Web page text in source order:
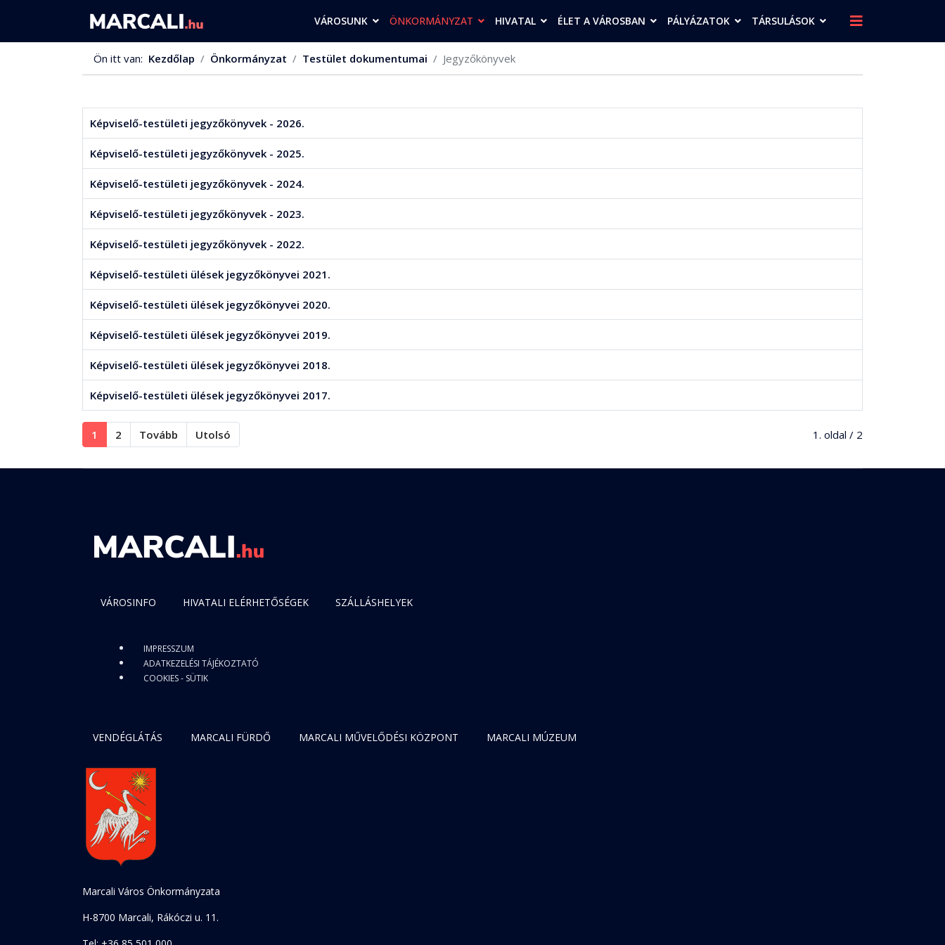
VÁROSUNK ÖNKORMÁNYZAT HIVATAL ÉLET A VÁROSBAN PÁLYÁZATOK TÁRSULÁSOK
Ön itt van: Kezdőlap Önkormányzat Testület dokumentumai Jegyzőkönyvek
Képviselő-testületi jegyzőkönyvek - 2026.
Képviselő-testületi jegyzőkönyvek - 2025.
Képviselő-testületi jegyzőkönyvek - 2024.
Képviselő-testületi jegyzőkönyvek - 2023.
Képviselő-testületi jegyzőkönyvek - 2022.
Képviselő-testületi ülések jegyzőkönyvei 2021.
Képviselő-testületi ülések jegyzőkönyvei 2020.
Képviselő-testületi ülések jegyzőkönyvei 2019.
Képviselő-testületi ülések jegyzőkönyvei 2018.
Képviselő-testületi ülések jegyzőkönyvei 2017.
1 2 Tovább Utolsó 1. oldal / 2
VÁROSINFO HIVATALI ELÉRHETŐSÉGEK SZÁLLÁSHELYEK
IMPRESSZUM
ADATKEZELÉSI TÁJÉKOZTATÓ
COOKIES - SÜTIK
VENDÉGLÁTÁS MARCALI FÜRDŐ MARCALI MŰVELŐDÉSI KÖZPONT MARCALI MÚZEUM
Marcali Város Önkormányzata
H-8700 Marcali, Rákóczi u. 11.